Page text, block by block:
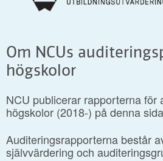
Om NCUs
högskolor
NCU publicerar rapporterna för
högskolor (2018-) på denna
Auditeringsrapporterna består
självvärdering och